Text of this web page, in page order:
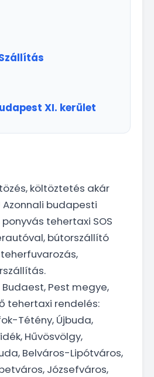
XI. kerület
költöztetés akár
budapesti
tehertaxi SOS
bútorszállító
Pest megye,
tehertaxi rendelés:
Tétény, Újbuda,
Hűvösvölgy,
Belváros-Lipótváros,
Józsefváros,